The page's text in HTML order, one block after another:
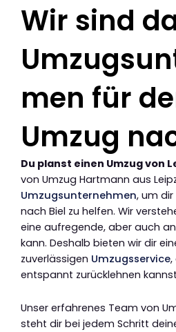
Wir sind
men für
Umzug
Du planst einen Umzug von
von Umzug Hartmann aus
Umzugsunternehmen, um
nach Biel zu helfen. Wir
eine aufregende, aber auch
kann. Deshalb bieten wir dir
zuverlässigen Umzugsservice,
entspannt zurücklehnen
Unser erfahrenes Team von
steht dir bei jedem Schritt